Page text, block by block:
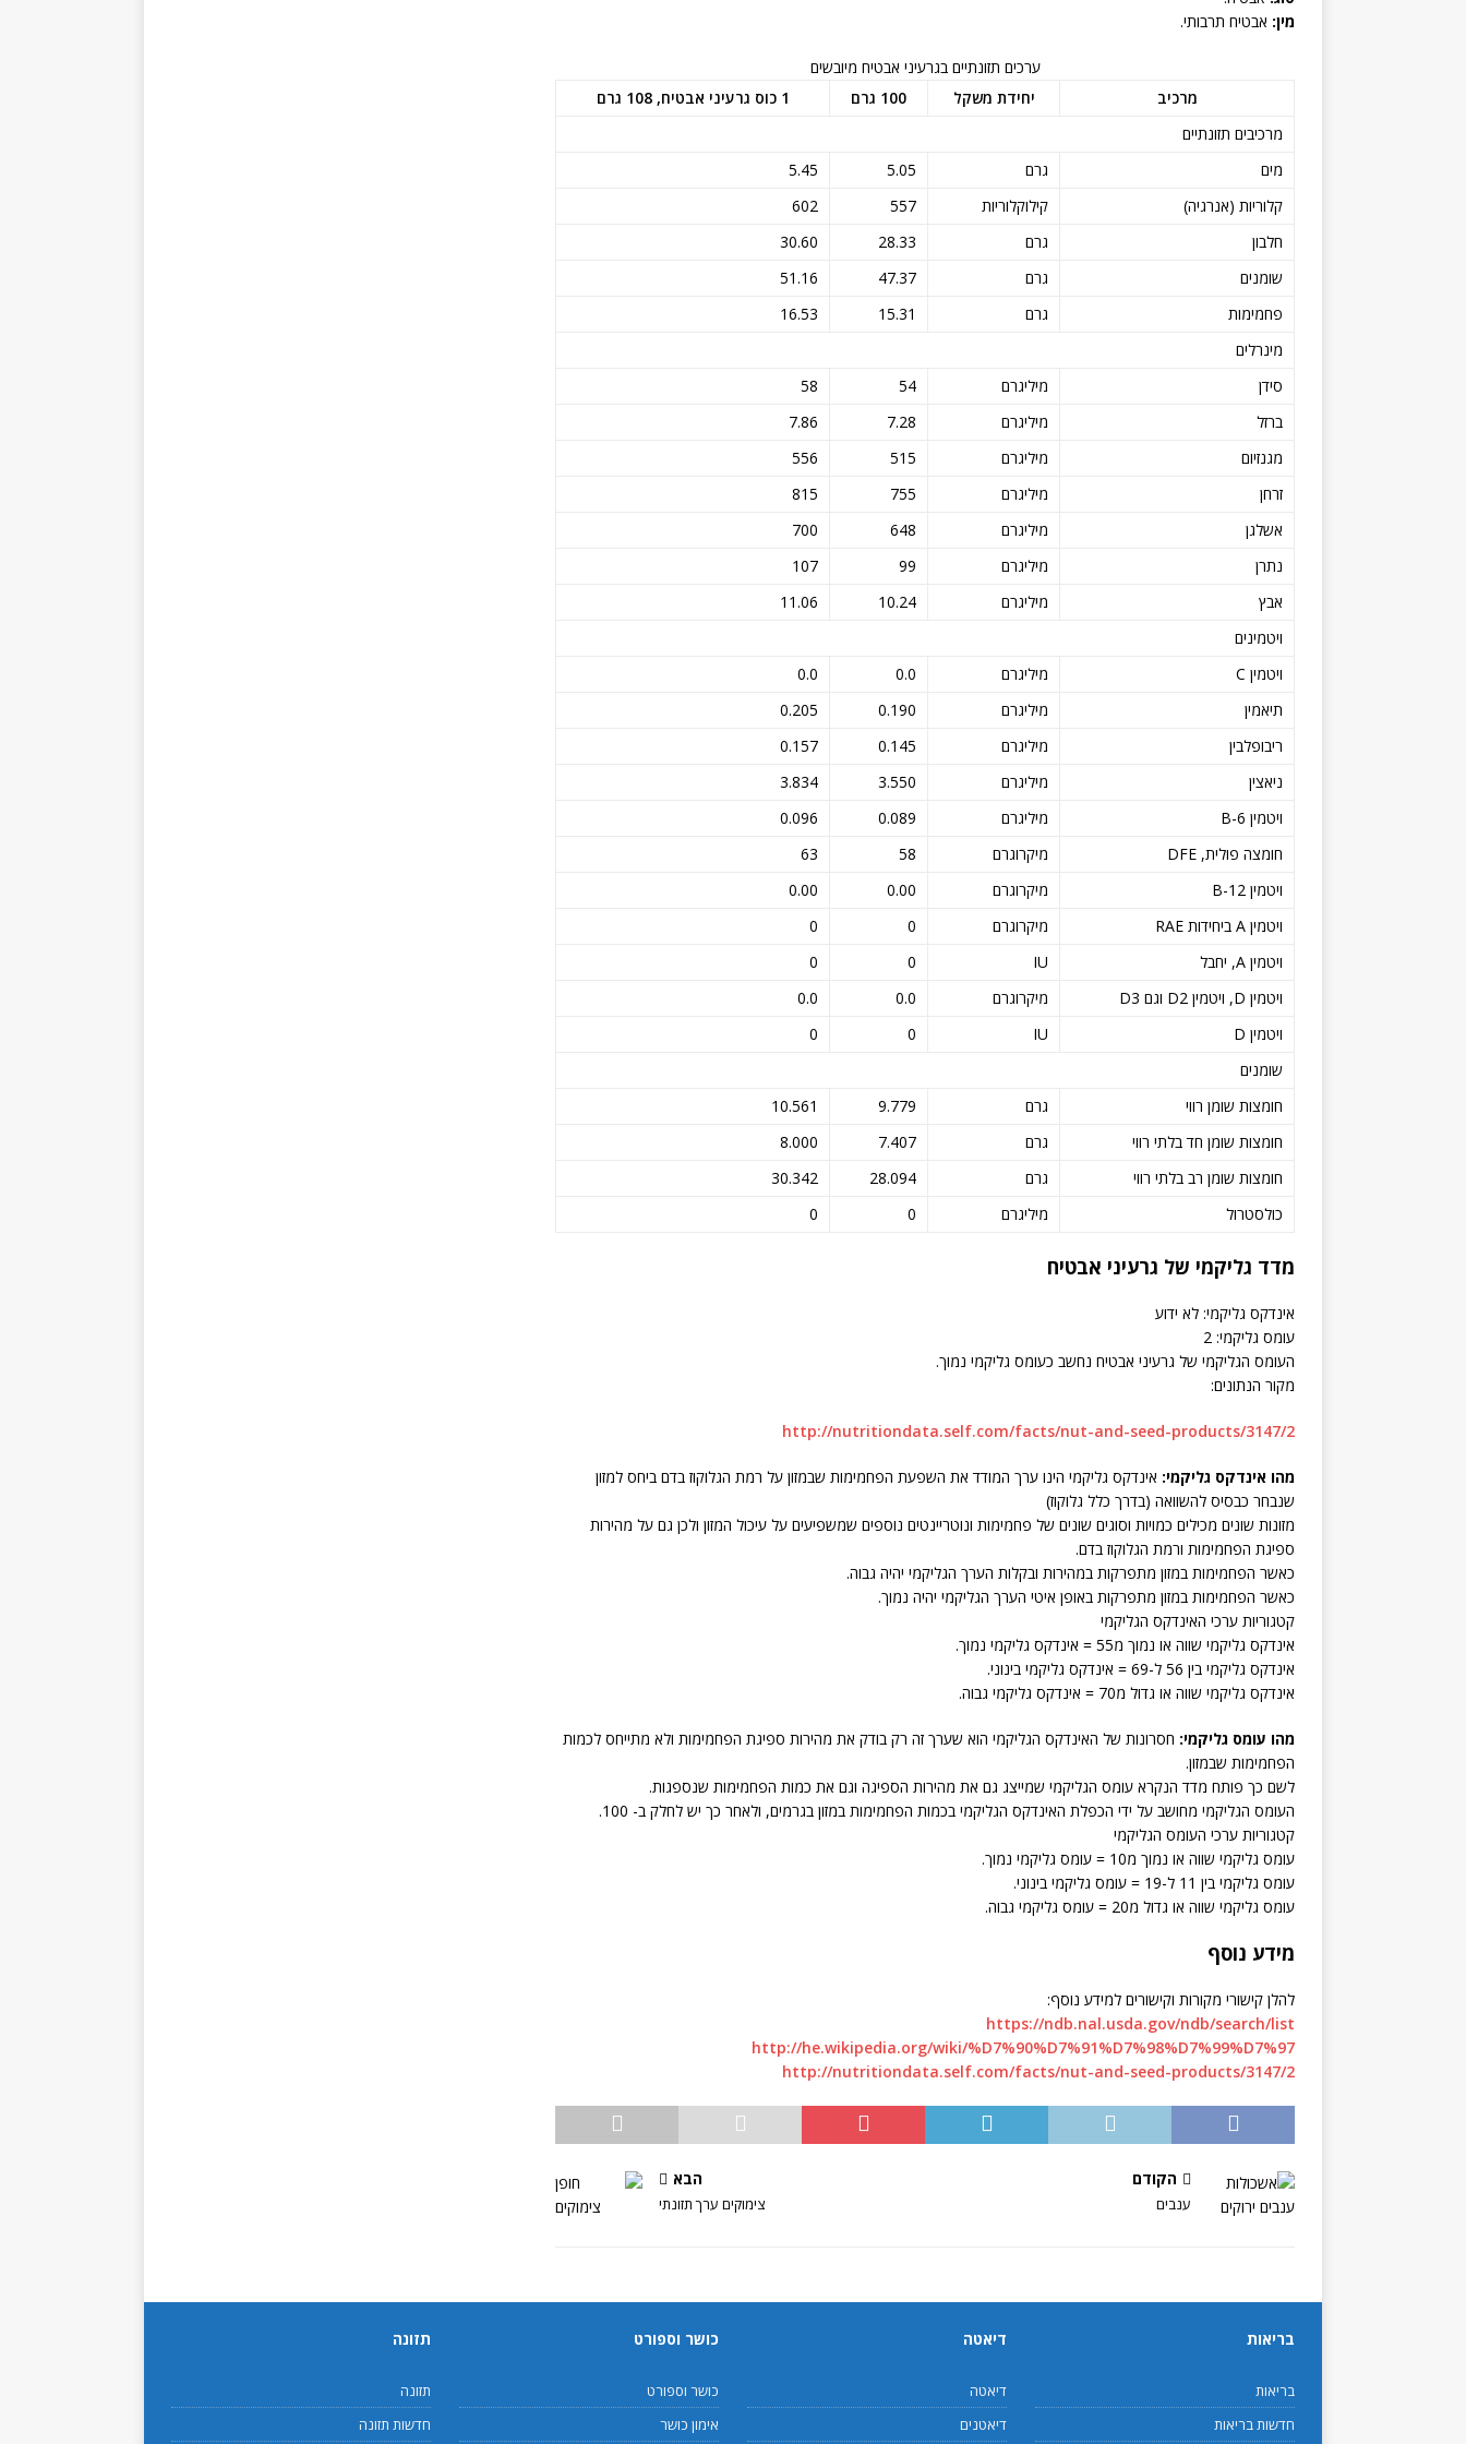
מין: אבטיח תרבותי.
ערכים תזונתיים בגרעיני אבטיח מיובשים
מרכיב
יחידת משקל 100 גרם
1 כוס גרעיני אבטיח, 108 גרם
מרכיבים תזונתיים
מים
גרם 5.05
5.45
קלוריות (אנרגיה)
קילוקלוריות 557
602
חלבון
גרם 28.33
30.60
שומנים
גרם 47.37
51.16
פחמימות
גרם 15.31
16.53
מינרלים
סידן
מיליגרם 54
58
ברזל
מיליגרם 7.28
7.86
מגנזיום
מיליגרם 515
556
זרחן
מיליגרם 755
815
אשלגן
מיליגרם 648
700
נתרן
מיליגרם 99
107
אבץ
מיליגרם 10.24
11.06
ויטמינים
ויטמין C
מיליגרם 0.0
0.0
תיאמין
מיליגרם 0.190
0.205
ריבופלבין
מיליגרם 0.145
0.157
ניאצין
מיליגרם 3.550
3.834
ויטמין B-6
מיליגרם 0.089
0.096
חומצה פולית, DFE
מיקרוגרם 58
63
ויטמין B-12
מיקרוגרם 0.00
0.00
ויטמין A ביחידות RAE
מיקרוגרם 0
0
ויטמין A, יחבל
IU
0
0
ויטמין D, ויטמין D2 וגם D3
מיקרוגרם 0.0
0.0
ויטמין D
IU
0
0
שומנים
חומצות שומן רווי
גרם 9.779
10.561
חומצות שומן חד בלתי רווי
גרם 7.407
8.000
חומצות שומן רב בלתי רווי
גרם 28.094
30.342
כולסטרול
מיליגרם 0
0
מדד גליקמי של גרעיני אבטיח
אינדקס גליקמי: לא ידוע
עומס גליקמי: 2
העומס הגליקמי של גרעיני אבטיח נחשב כעומס גליקמי נמוך.
מקור הנתונים:
http://nutritiondata.self.com/facts/nut-and-seed-products/3147/2
מהו אינדקס גליקמי: אינדקס גליקמי הינו ערך המודד את השפעת הפחמימות שבמזון על רמת הגלוקוז בדם ביחס למזון
שנבחר כבסיס להשוואה (בדרך כלל גלוקוז)
מזונות שונים מכילים כמויות וסוגים שונים של פחמימות ונוטריינטים נוספים שמשפיעים על עיכול המזון ולכן גם על מהירות
ספיגת הפחמימות ורמת הגלוקוז בדם.
כאשר הפחמימות במזון מתפרקות במהירות ובקלות הערך הגליקמי יהיה גבוה.
כאשר הפחמימות במזון מתפרקות באופן איטי הערך הגליקמי יהיה נמוך.
קטגוריות ערכי האינדקס הגליקמי
אינדקס גליקמי שווה או נמוך מ55 = אינדקס גליקמי נמוך.
אינדקס גליקמי בין 56 ל-69 = אינדקס גליקמי בינוני.
אינדקס גליקמי שווה או גדול מ70 = אינדקס גליקמי גבוה.
מהו עומס גליקמי: חסרונות של האינדקס הגליקמי הוא שערך זה רק בודק את מהירות ספיגת הפחמימות ולא מתייחס לכמות
הפחמימות שבמזון.
לשם כך פותח מדד הנקרא עומס הגליקמי שמייצג גם את מהירות הספיגה וגם את כמות הפחמימות שנספגות.
העומס הגליקמי מחושב על ידי הכפלת האינדקס הגליקמי בכמות הפחמימות במזון בגרמים, ולאחר כך יש לחלק ב- 100.
קטגוריות ערכי העומס הגליקמי
עומס גליקמי שווה או נמוך מ10 = עומס גליקמי נמוך.
עומס גליקמי בין 11 ל-19 = עומס גליקמי בינוני.
עומס גליקמי שווה או גדול מ20 = עומס גליקמי גבוה.
מידע נוסף
להלן קישורי מקורות וקישורים למידע נוסף:
https://ndb.nal.usda.gov/ndb/search/list
http://he.wikipedia.org/wiki/%D7%90%D7%91%D7%98%D7%99%D7%97
http://nutritiondata.self.com/facts/nut-and-seed-products/3147/2
הקודם
ענבים
הבא
צימוקים ערך תזונתי
בריאות
בריאות
חדשות בריאות
דיאטה
דיאטה
דיאטנים
כושר וספורט
כושר וספורט
אימון כושר
תזונה
תזונה
חדשות תזונה